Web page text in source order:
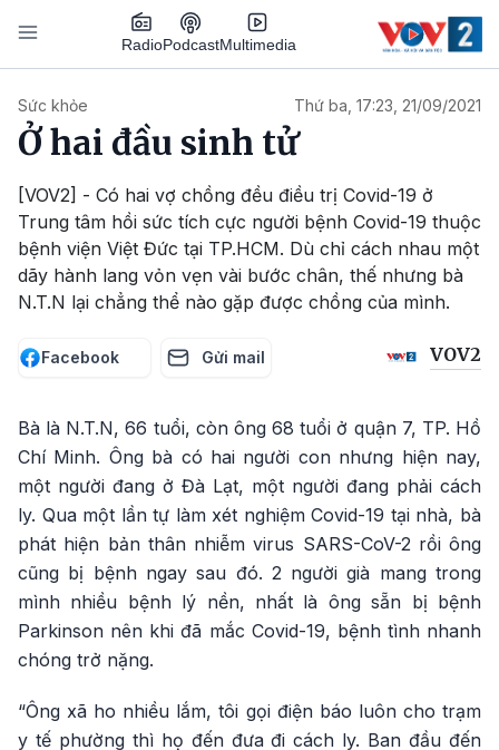
Nhảy đến nội dung
RadioPodcastMultimedia
Sức khỏe Thứ ba, 17:23, 21/09/2021
Ở hai đầu sinh tử
[VOV2] - Có hai vợ chồng đều điều trị Covid-19 ở
Trung tâm hồi sức tích cực người bệnh Covid-19 thuộc
bệnh viện Việt Đức tại TP.HCM. Dù chỉ cách nhau một
dãy hành lang vỏn vẹn vài bước chân, thế nhưng bà
N.T.N lại chẳng thể nào gặp được chồng của mình.
Facebook Gửi mail VOV2
Bà là N.T.N, 66 tuổi, còn ông 68 tuổi ở quận 7, TP. Hồ
Chí Minh. Ông bà có hai người con nhưng hiện nay,
một người đang ở Đà Lạt, một người đang phải cách
ly. Qua một lần tự làm xét nghiệm Covid-19 tại nhà, bà
phát hiện bản thân nhiễm virus SARS-CoV-2 rồi ông
cũng bị bệnh ngay sau đó. 2 người già mang trong
mình nhiều bệnh lý nền, nhất là ông sẵn bị bệnh
Parkinson nên khi đã mắc Covid-19, bệnh tình nhanh
chóng trở nặng.
“Ông xã ho nhiều lắm, tôi gọi điện báo luôn cho trạm
y tế phường thì họ đến đưa đi cách ly. Ban đầu đến